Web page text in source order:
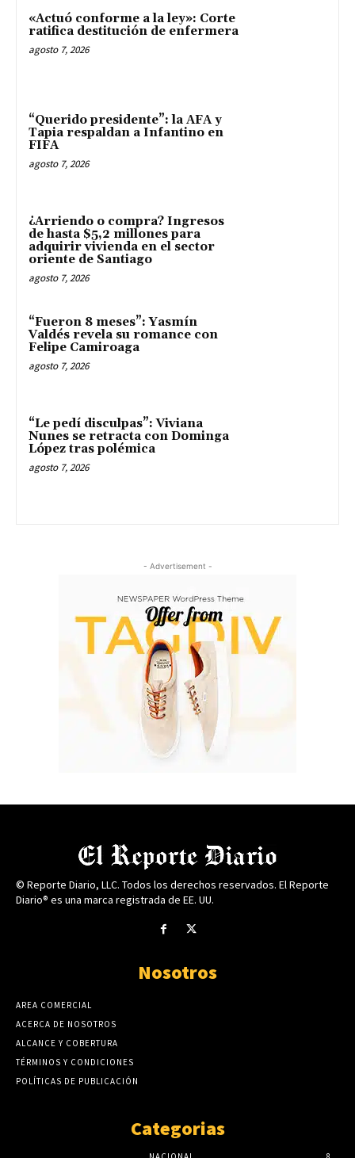
«Actuó conforme a la ley»: Corte
ratifica destitución de enfermera
agosto 7, 2026
“Querido presidente”: la AFA y
Tapia respaldan a Infantino en
FIFA
agosto 7, 2026
¿Arriendo o compra? Ingresos
de hasta $5,2 millones para
adquirir vivienda en el sector
oriente de Santiago
agosto 7, 2026
“Fueron 8 meses”: Yasmín
Valdés revela su romance con
Felipe Camiroaga
agosto 7, 2026
“Le pedí disculpas”: Viviana
Nunes se retracta con Dominga
López tras polémica
agosto 7, 2026
- Advertisement -
© Reporte Diario, LLC. Todos los derechos reservados. El Reporte
Diario® es una marca registrada de EE. UU.
Nosotros
AREA COMERCIAL
ACERCA DE NOSOTROS
ALCANCE Y COBERTURA
TÉRMINOS Y CONDICIONES
POLÍTICAS DE PUBLICACIÓN
Categorias